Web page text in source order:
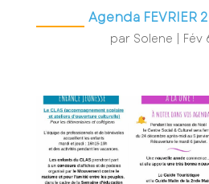
Agenda FEVRIER
par Solene | Fév